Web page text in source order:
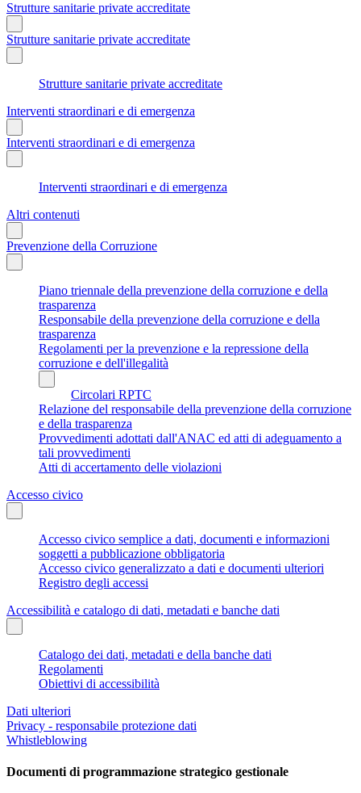
Strutture sanitarie private accreditate
Strutture sanitarie private accreditate
Strutture sanitarie private accreditate
Interventi straordinari e di emergenza
Interventi straordinari e di emergenza
Interventi straordinari e di emergenza
Altri contenuti
Prevenzione della Corruzione
Piano triennale della prevenzione della corruzione e della
trasparenza
Responsabile della prevenzione della corruzione e della
trasparenza
Regolamenti per la prevenzione e la repressione della
corruzione e dell'illegalità
Circolari RPTC
Relazione del responsabile della prevenzione della corruzione
e della trasparenza
Provvedimenti adottati dall'ANAC ed atti di adeguamento a
tali provvedimenti
Atti di accertamento delle violazioni
Accesso civico
Accesso civico semplice a dati, documenti e informazioni
soggetti a pubblicazione obbligatoria
Accesso civico generalizzato a dati e documenti ulteriori
Registro degli accessi
Accessibilità e catalogo di dati, metadati e banche dati
Catalogo dei dati, metadati e della banche dati
Regolamenti
Obiettivi di accessibilità
Dati ulteriori
Privacy - responsabile protezione dati
Whistleblowing
Documenti di programmazione strategico gestionale